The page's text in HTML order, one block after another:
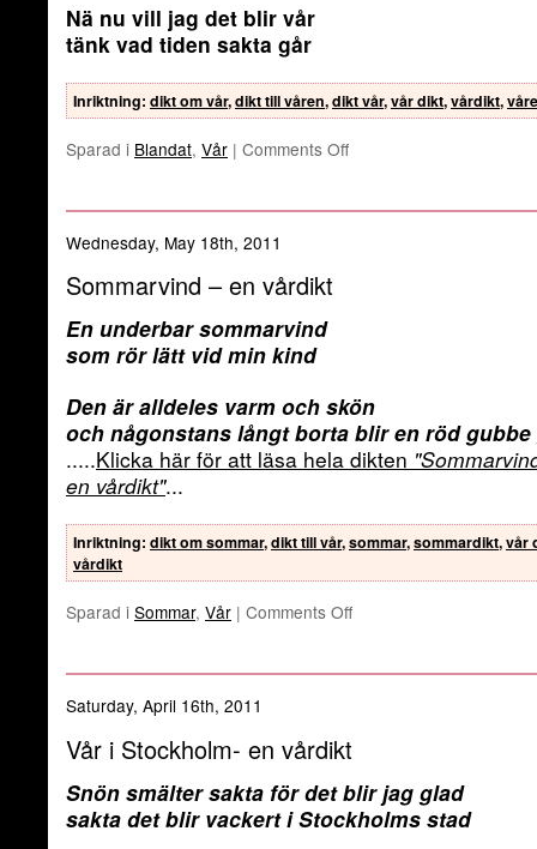
Nä nu vill jag det blir vår
tänk vad tiden sakta går
Inriktning: dikt om vår,dikt till våren,dikt vår,vår dikt,vårdikt,
Sparad i Blandat, Vår | Comments Off
Wednesday, May 18th, 2011
Sommarvind – en vårdikt
En underbar sommarvind
som rör lätt vid min kind
Den är alldeles varm och skön
och någonstans långt borta blir en röd
.....Klicka här för att läsa hela dikten
en vårdikt"...
Inriktning: dikt om sommar,dikt till vår,sommar,sommardikt,vår
vårdikt
Sparad i Sommar, Vår | Comments Off
Saturday, April 16th, 2011
Vår i Stockholm- en vårdikt
Snön smälter sakta för det blir jag glad
sakta det blir vackert i Stockholms stad